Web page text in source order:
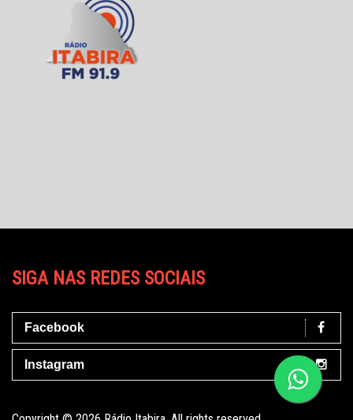
SIGA NAS REDES SOCIAIS
Facebook
Instagram